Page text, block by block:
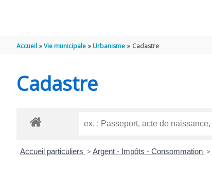
Accueil Vie municipale Urbanisme Cadastre
Cadastre
Accueil particuliers > Argent - Impôts - Consommation >